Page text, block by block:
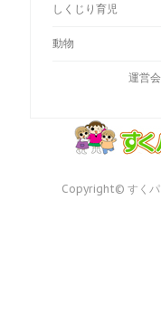
しくじり育児
動物
運営
Copyright© すくパ